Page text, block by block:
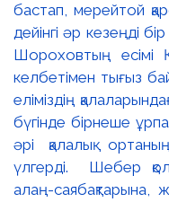
бастап, мерейтой
дейінгі әр кезеңді
Шороховтың есімі
келбетімен тығыз
еліміздің
бүгінде бірнеше
әрі қалалық
үлгерді. Шебер
алаң-саябақтарына,